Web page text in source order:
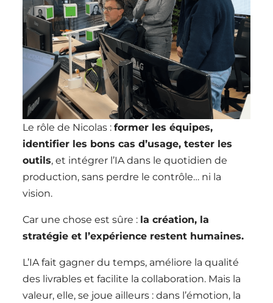
Le rôle de Nicolas :former les équipes,
identifier les bons cas d’usage, tester les
outils, et intégrer l’IA dans le quotidien de
production, sans perdre le contrôle… ni la
vision.
Car une chose est sûre : la création, la
stratégie et l’expérience restent humaines.
L’IA fait gagner du temps, améliore la qualité
des livrables et facilite la collaboration. Mais la
valeur, elle, se joue ailleurs : dans l’émotion, la